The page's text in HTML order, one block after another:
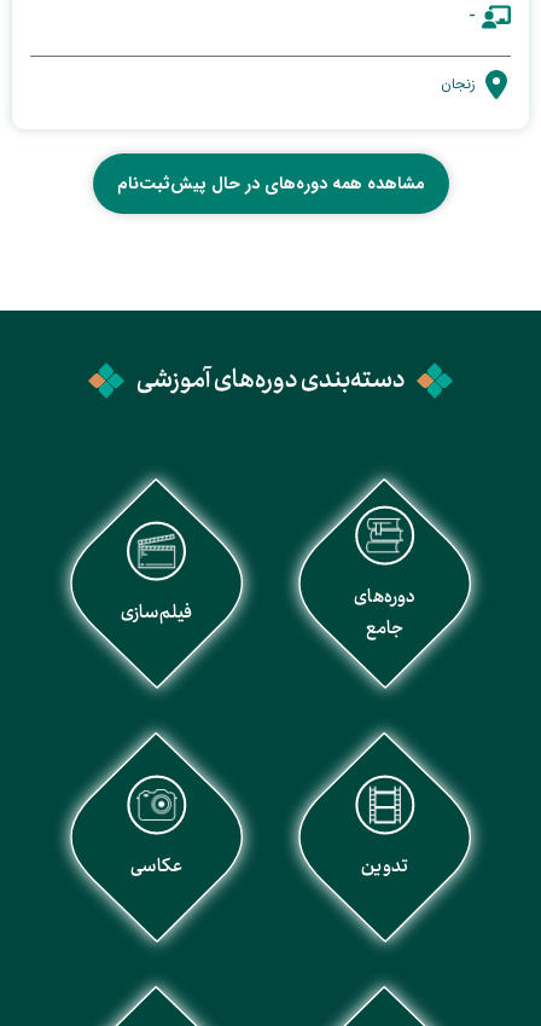
-
زنجان
مشاهده همه دوره‌های در حال پیش‌ثبت‌نام
دسته‌بندی دوره‌های آموزشی
دوره‌های
جامع
فیلم‌سازی
تدوین عکاسی